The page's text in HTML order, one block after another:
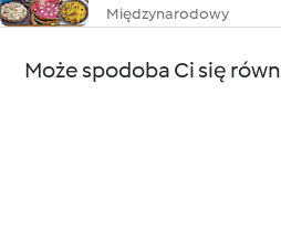
Międzynarodowy
Może spodoba Ci się